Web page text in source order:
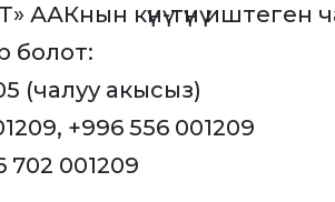
ААКнын күнү-түнү иштеген
болот:
(чалуу акысыз)
+996 556 001209
702 001209